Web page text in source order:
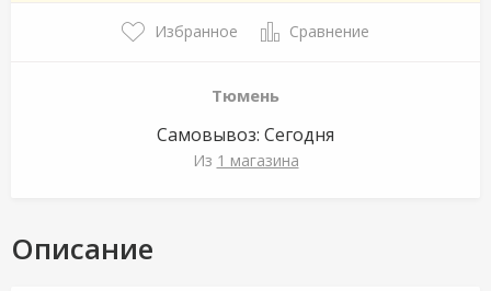
Избранное Сравнение
Тюмень
Самовывоз: Сегодня
Из 1 магазина
Описание